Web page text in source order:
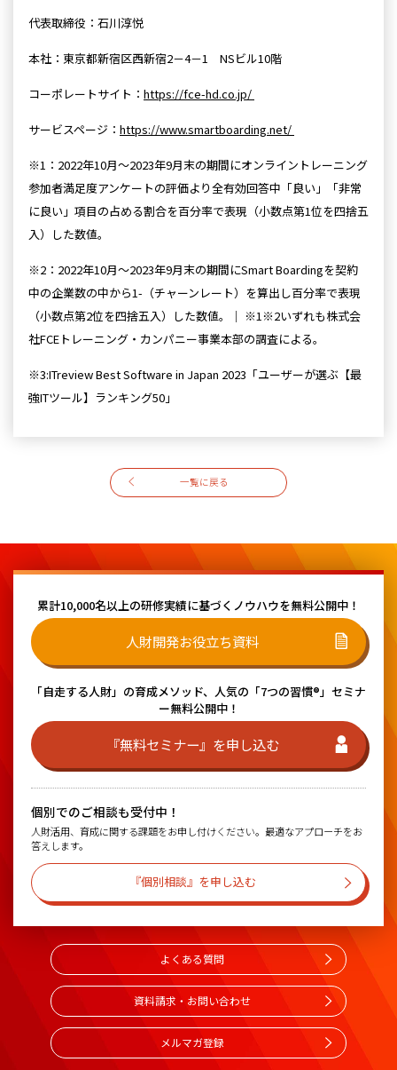
代表取締役：石川淳悦
本社：東京都新宿区西新宿2－4－1 NSビル10階
コーポレートサイト： https://fce-hd.co.jp/
サービスページ： https://www.smartboarding.net/
※1：2022年10月～2023年9月末の期間にオンライントレーニング
参加者満足度アンケートの評価より全有効回答中「良い」「非常
に良い」項目の占める割合を百分率で表現（小数点第1位を四捨五
入）した数値。
※2：2022年10月～2023年9月末の期間にSmart Boardingを契約
中の企業数の中から1-（チャーンレート）を算出し百分率で表現
（小数点第2位を四捨五入）した数値。｜ ※1※2いずれも株式会
社FCEトレーニング・カンパニー事業本部の調査による。
※3:ITreview Best Software in Japan 2023「ユーザーが選ぶ【最
強ITツール】ランキング50」
一覧に戻る
累計10,000名以上の研修実績に基づく ノウハウを無料公開中！
人財開発お役立ち資料
「自走する人財」の育成メソッド、 人気の「7つの習慣®」セミナ
ー無料公開中！
『無料セミナー』を申し込む
個別でのご相談も受付中！
人財活用、育成に関する課題をお申し付けください。最適なアプローチをお
答えします。
『個別相談』を申し込む
よくある質問
資料請求・お問い合わせ
メルマガ登録